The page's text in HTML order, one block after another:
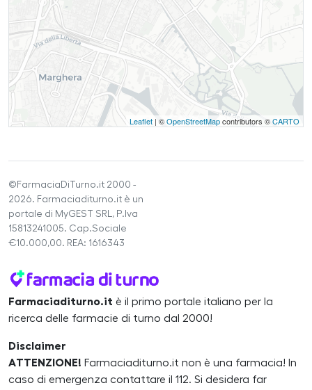
Leaflet | ©OpenStreetMapcontributors ©CARTO
©FarmaciaDiTurno.it 2000 -
2026. Farmaciaditurno.it è un
portale di MyGEST SRL, P.Iva
15813241005. Cap.Sociale
€10.000,00. REA: 1616343
Farmaciaditurno.it è il primo portale italiano per la
ricerca delle farmacie di turno dal 2000!
Disclaimer
ATTENZIONE! Farmaciaditurno.it non è una farmacia! In
caso di emergenza contattare il 112. Si desidera far